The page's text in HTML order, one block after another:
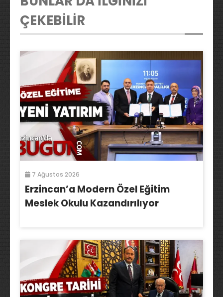
ÇEKEBİLİR
7 Ağustos 2026
Erzincan’a Modern Özel Eğitim
Meslek Okulu Kazandırılıyor